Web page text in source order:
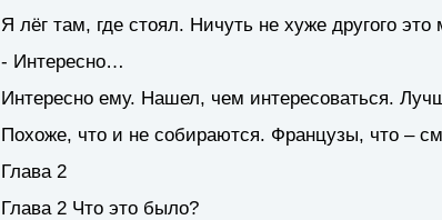
Я лёг там, где стоял. Ничуть не хуже другого это
- Интересно…
Интересно ему. Нашел, чем интересоваться.
Похоже, что и не собираются. Французы, что –
Глава 2
Глава 2 Что это было?